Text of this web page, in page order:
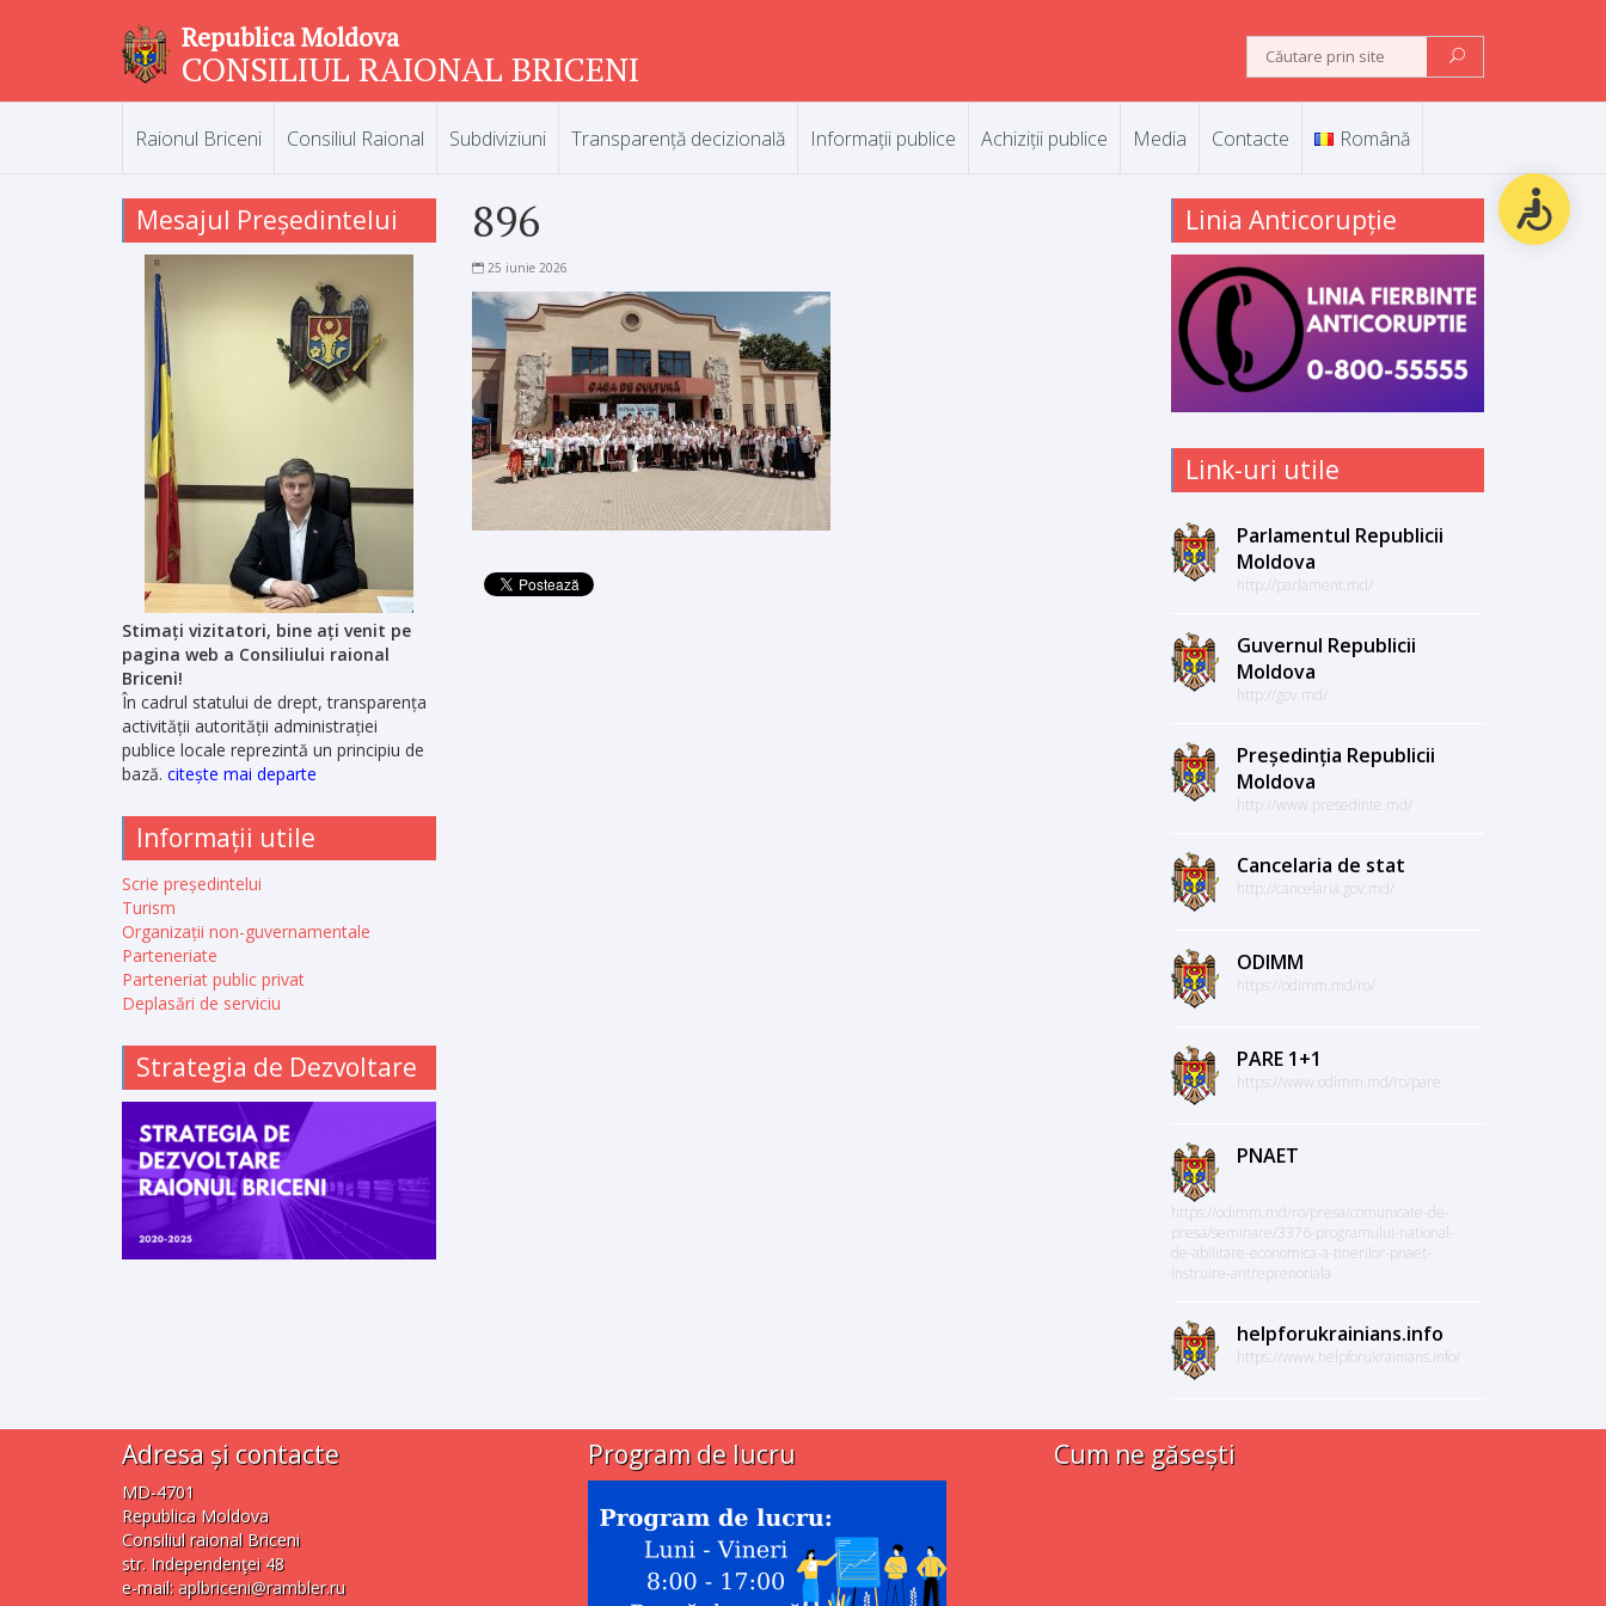
Republica Moldova
CONSILIUL RAIONAL BRICENI
Raionul Briceni Consiliul Raional Subdiviziuni Transparență decizională Informații publice Achiziții publice Media Contacte Română
Mesajul Președintelui
Stimați vizitatori, bine ați venit pe
pagina web a Consiliului raional
Briceni!
În cadrul statului de drept, transparența
activității autorității administrației
publice locale reprezintă un principiu de
bază. citește mai departe
Informații utile
Scrie președintelui
Turism
Organizații non-guvernamentale
Parteneriate
Parteneriat public privat
Deplasări de serviciu
Strategia de Dezvoltare
896
25 iunie 2026
Linia Anticorupție
Link-uri utile
Parlamentul Republicii
Moldova
http://parlament.md/
Guvernul Republicii
Moldova
http://gov.md/
Președinția Republicii
Moldova
http://www.presedinte.md/
Cancelaria de stat
http://cancelaria.gov.md/
ODIMM
https://odimm.md/ro/
PARE 1+1
https://www.odimm.md/ro/pare
PNAET
https://odimm.md/ro/presa/comunicate-de-
presa/seminare/3376-programului-national-
de-abilitare-economica-a-tinerilor-pnaet-
instruire-antreprenoriala
helpforukrainians.info
https://www.helpforukrainians.info/
Adresa și contacte
MD-4701
Republica Moldova
Consiliul raional Briceni
str. Independenţei 48
e-mail: aplbriceni@rambler.ru
Program de lucru Cum ne găsești